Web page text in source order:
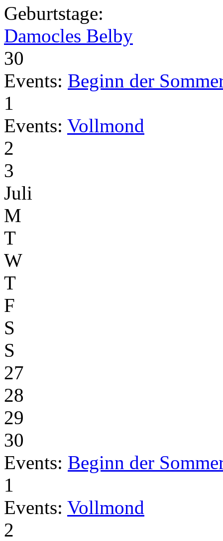
Geburtstage:
Damocles Belby
30
Events: Beginn der
1
Events: Vollmond
2
3
Juli
M
T
W
T
F
S
S
27
28
29
30
Events: Beginn der
1
Events: Vollmond
2